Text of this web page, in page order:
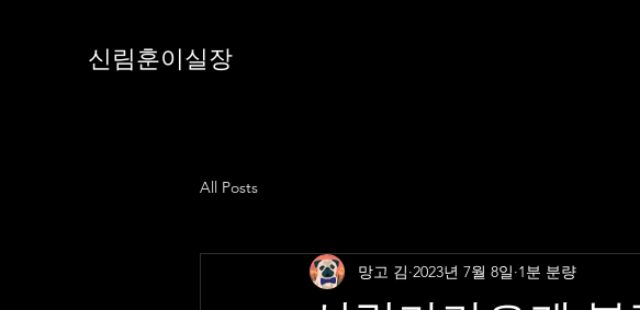
신림훈이실장
All Posts
망고 김 2023년 7월 8일 1분 분량